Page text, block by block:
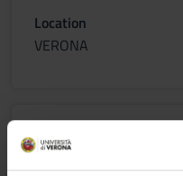
Location
VERONA
Credits